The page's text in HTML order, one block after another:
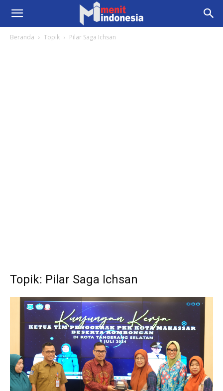
Beranda Topik Pilar Saga Ichsan
Topik: Pilar Saga Ichsan